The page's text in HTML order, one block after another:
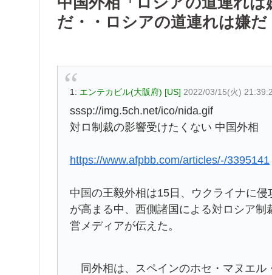
だ・・ロシアの道連れは嫌だ
1: エンテカビル(大阪府) [US] 2022/03/15(火)
sssp://img.5ch.net/ico/nida.gif
対ロ制裁の影響受けたくない 中国外相
https://www.afpbb.com/articles/-/3395141
中国の王毅外相は15日、ウクライナに
が高まる中、西側諸国による対ロシア
営メディアが伝えた。
同外相は、スペインのホセ・マヌエル